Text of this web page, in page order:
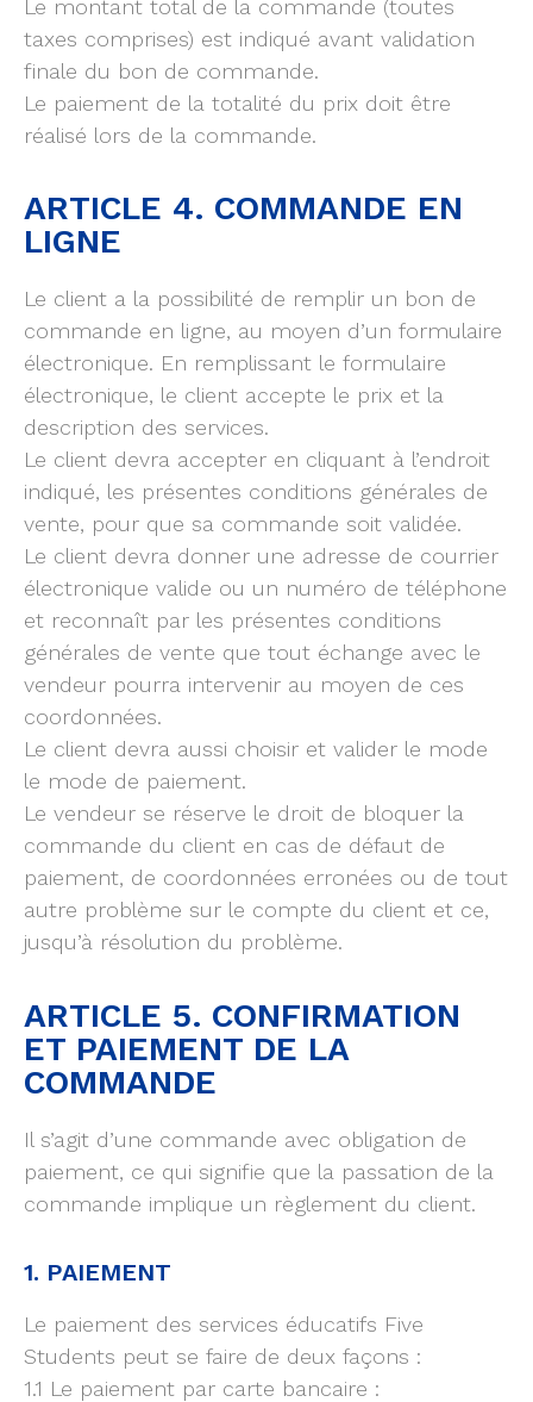
Le montant total de la commande (toutes
taxes comprises) est indiqué avant validation
finale du bon de commande.
Le paiement de la totalité du prix doit être
réalisé lors de la commande.
ARTICLE 4. COMMANDE EN
LIGNE
Le client a la possibilité de remplir un bon de
commande en ligne, au moyen d’un formulaire
électronique. En remplissant le formulaire
électronique, le client accepte le prix et la
description des services.
Le client devra accepter en cliquant à l’endroit
indiqué, les présentes conditions générales de
vente, pour que sa commande soit validée.
Le client devra donner une adresse de courrier
électronique valide ou un numéro de téléphone
et reconnaît par les présentes conditions
générales de vente que tout échange avec le
vendeur pourra intervenir au moyen de ces
coordonnées.
Le client devra aussi choisir et valider le mode
le mode de paiement.
Le vendeur se réserve le droit de bloquer la
commande du client en cas de défaut de
paiement, de coordonnées erronées ou de tout
autre problème sur le compte du client et ce,
jusqu’à résolution du problème.
ARTICLE 5. CONFIRMATION
ET PAIEMENT DE LA
COMMANDE
Il s’agit d’une commande avec obligation de
paiement, ce qui signifie que la passation de la
commande implique un règlement du client.
1. PAIEMENT
Le paiement des services éducatifs Five
Students peut se faire de deux façons :
1.1 Le paiement par carte bancaire :